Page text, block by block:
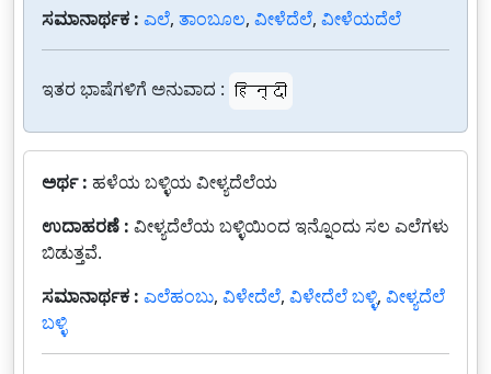
ಸಮಾನಾರ್ಥಕ : ಎಲೆ, ತಾಂಬೂಲ, ವೀಳೆದೆಲೆ, ವೀಳೆಯದೆಲೆ
ಇತರ ಭಾಷೆಗಳಿಗೆ ಅನುವಾದ : हिन्दी
ಅರ್ಥ : ಹಳೆಯ ಬಳ್ಳಿಯ ವೀಳ್ಯದೆಲೆಯ
ಉದಾಹರಣೆ : ವೀಳ್ಯದೆಲೆಯ ಬಳ್ಳಿಯಿಂದ ಇನ್ನೊಂದು ಸಲ ಎಲೆಗಳು
ಬಿಡುತ್ತವೆ.
ಸಮಾನಾರ್ಥಕ : ಎಲೆಹಂಬು, ವಿಳೇದೆಲೆ, ವಿಳೇದೆಲೆ ಬಳ್ಳಿ, ವೀಳ್ಯದೆಲೆ
ಬಳ್ಳಿ